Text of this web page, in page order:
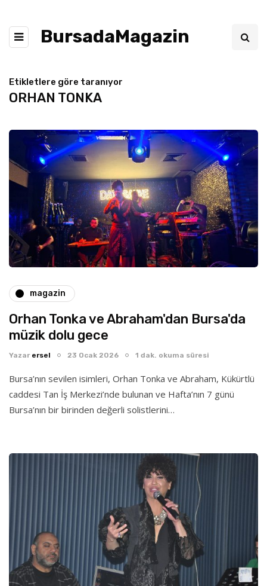
BursadaMagazin
Etikletlere göre taranıyor
ORHAN TONKA
magazin
Orhan Tonka ve Abraham'dan Bursa'da
müzik dolu gece
Yazar ersel 23 Ocak 2026 1 dak. okuma süresi
Bursa’nın sevilen isimleri, Orhan Tonka ve Abraham, Kükürtlü
caddesi Tan İş Merkezi’nde bulunan ve Hafta’nın 7 günü
Bursa’nın bir birinden değerli solistlerini…